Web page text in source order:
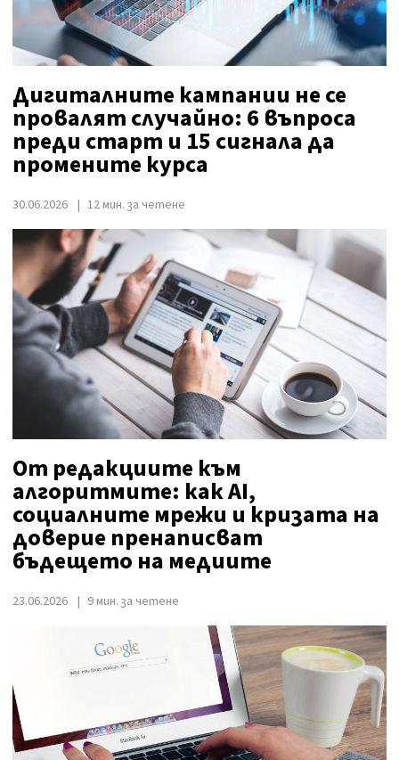
Дигиталните кампании не се
провалят случайно: 6 въпроса
преди старт и 15 сигнала да
промените курса
30.06.2026 12 мин. за четене
От редакциите към
алгоритмите: как AI,
социалните мрежи и кризата на
доверие пренаписват
бъдещето на медиите
23.06.2026 9 мин. за четене